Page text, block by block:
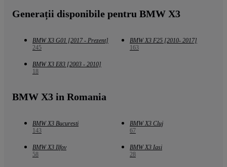
Generații disponibile pentru BMW X3
BMW X3 G01 [2017 - Prezent]
245
BMW X3 F25 [2010- 2017]
163
BMW X3 E83 [2003 - 2010]
18
BMW X3 in Romania
BMW X3 Bucuresti
143
BMW X3 Cluj
67
BMW X3 Ilfov
58
BMW X3 Iasi
28